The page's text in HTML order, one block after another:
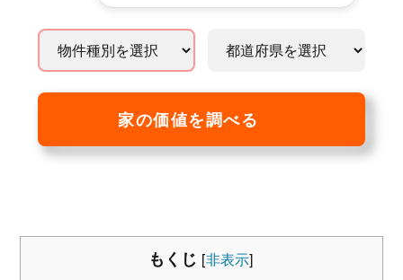
家の価値を調べる
もくじ [非表示]